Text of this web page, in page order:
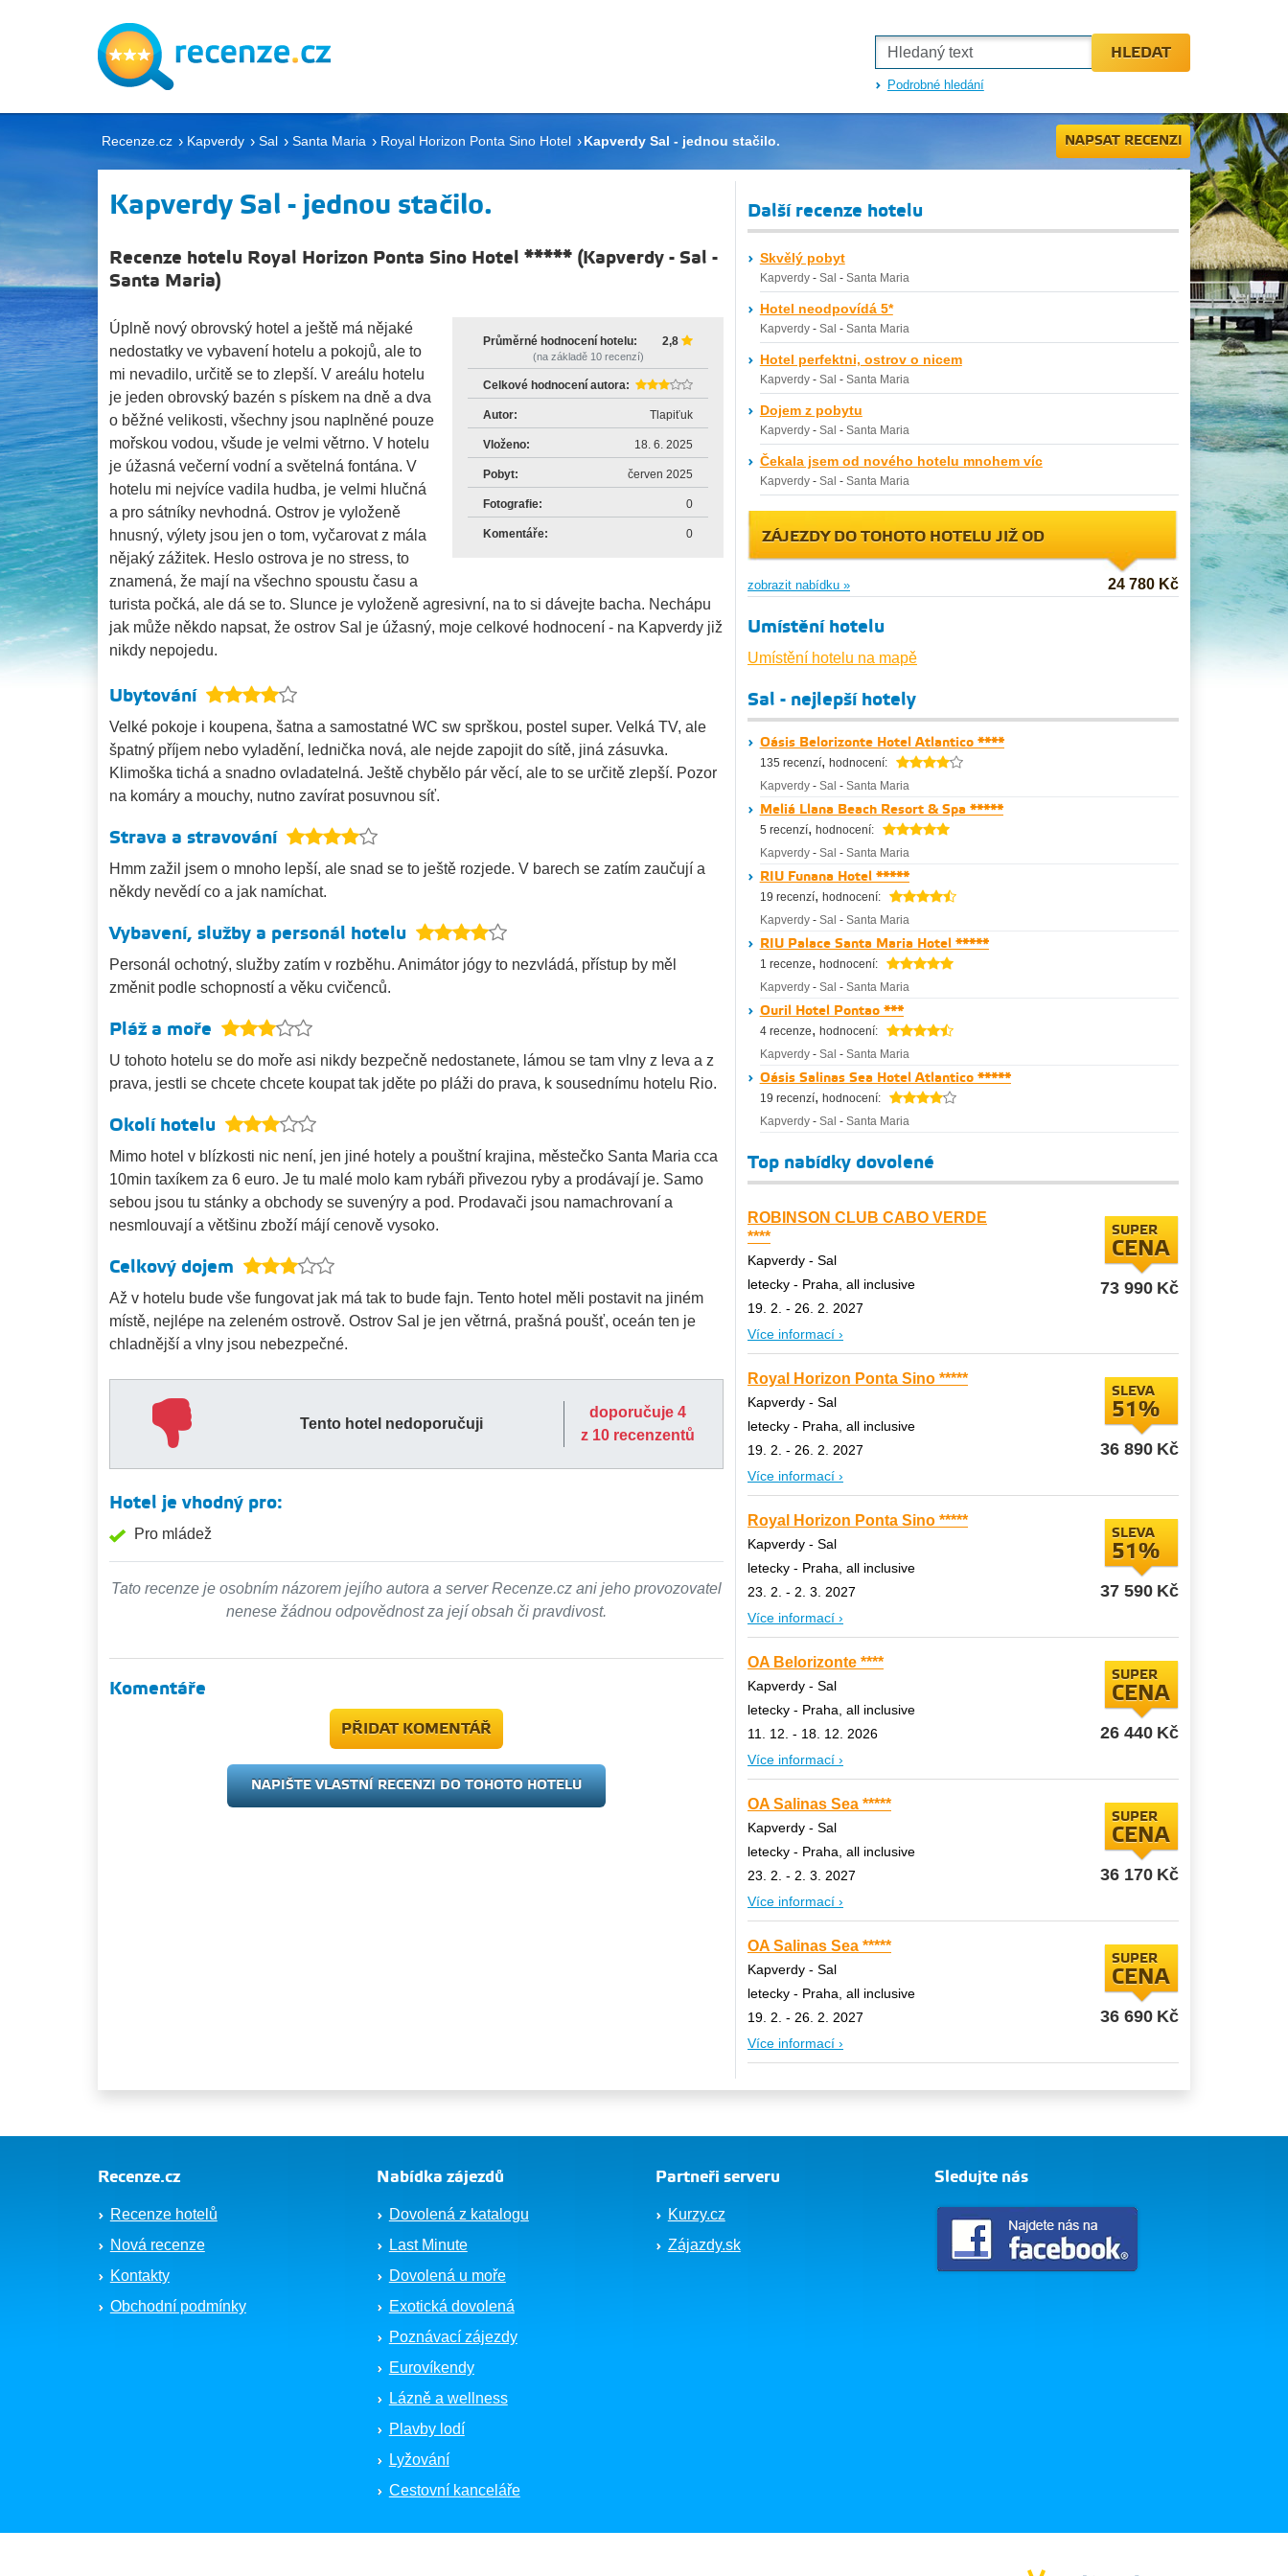
HLEDAT
Podrobné hledání
Recenze.cz Kapverdy Sal Santa Maria Royal Horizon Ponta Sino Hotel Kapverdy Sal - jednou stačilo. NAPSAT RECENZI
Kapverdy Sal - jednou stačilo.
Recenze hotelu Royal Horizon Ponta Sino Hotel ***** (Kapverdy - Sal -
Santa Maria)
Průměrné hodnocení hotelu: 2,8
(na základě 10recenzí)
Celkové hodnocení autora:
Autor: Tlapiťuk
Vloženo: 18. 6. 2025
Pobyt: červen 2025
Fotografie: 0
Komentáře: 0
Úplně nový obrovský hotel a ještě má nějaké
nedostatky ve vybavení hotelu a pokojů, ale to
mi nevadilo, určitě se to zlepší. V areálu hotelu
je jeden obrovský bazén s pískem na dně a dva
o běžné velikosti, všechny jsou naplněné pouze
mořskou vodou, všude je velmi větrno. V hotelu
je úžasná večerní vodní a světelná fontána. V
hotelu mi nejvíce vadila hudba, je velmi hlučná
a pro sátníky nevhodná. Ostrov je vyloženě
hnusný, výlety jsou jen o tom, vyčarovat z mála
nějaký zážitek. Heslo ostrova je no stress, to
znamená, že mají na všechno spoustu času a
turista počká, ale dá se to. Slunce je vyloženě agresivní, na to si dávejte bacha. Nechápu
jak může někdo napsat, že ostrov Sal je úžasný, moje celkové hodnocení - na Kapverdy již
nikdy nepojedu.
Ubytování
Velké pokoje i koupena, šatna a samostatné WC sw sprškou, postel super. Velká TV, ale
špatný příjem nebo vyladění, lednička nová, ale nejde zapojit do sítě, jiná zásuvka.
Klimoška tichá a snadno ovladatelná. Ještě chybělo pár věcí, ale to se určitě zlepší. Pozor
na komáry a mouchy, nutno zavírat posuvnou síť.
Strava a stravování
Hmm zažil jsem o mnoho lepší, ale snad se to ještě rozjede. V barech se zatím zaučují a
někdy nevědí co a jak namíchat.
Vybavení, služby a personál hotelu
Personál ochotný, služby zatím v rozběhu. Animátor jógy to nezvládá, přístup by měl
změnit podle schopností a věku cvičenců.
Pláž a moře
U tohoto hotelu se do moře asi nikdy bezpečně nedostanete, lámou se tam vlny z leva a z
prava, jestli se chcete chcete koupat tak jděte po pláži do prava, k sousednímu hotelu Rio.
Okolí hotelu
Mimo hotel v blízkosti nic není, jen jiné hotely a pouštní krajina, městečko Santa Maria cca
10min taxíkem za 6 euro. Je tu malé molo kam rybáři přivezou ryby a prodávají je. Samo
sebou jsou tu stánky a obchody se suvenýry a pod. Prodavači jsou namachrovaní a
nesmlouvají a většinu zboží májí cenově vysoko.
Celkový dojem
Až v hotelu bude vše fungovat jak má tak to bude fajn. Tento hotel měli postavit na jiném
místě, nejlépe na zeleném ostrově. Ostrov Sal je jen větrná, prašná poušť, oceán ten je
chladnější a vlny jsou nebezpečné.
Tento hotel nedoporučuji
doporučuje 4
z 10 recenzentů
Hotel je vhodný pro:
Pro mládež
Tato recenze je osobním názorem jejího autora a server Recenze.cz ani jeho provozovatel
nenese žádnou odpovědnost za její obsah či pravdivost.
Komentáře
PŘIDAT KOMENTÁŘ
NAPIŠTE VLASTNÍ RECENZI DO TOHOTO HOTELU
Další recenze hotelu
Skvělý pobyt
Kapverdy- Sal - Santa Maria
Hotel neodpovídá 5*
Kapverdy- Sal - Santa Maria
Hotel perfektni, ostrov o nicem
Kapverdy- Sal - Santa Maria
Dojem z pobytu
Kapverdy- Sal - Santa Maria
Čekala jsem od nového hotelu mnohem víc
Kapverdy- Sal - Santa Maria
ZÁJEZDY DO TOHOTO HOTELU JIŽ OD
zobrazit nabídku » 24 780 Kč
Umístění hotelu
Umístění hotelu na mapě
Sal - nejlepší hotely
Oásis Belorizonte Hotel Atlantico ****
135 recenzí, hodnocení:
Kapverdy - Sal - Santa Maria
Meliá Llana Beach Resort & Spa *****
5 recenzí, hodnocení:
Kapverdy - Sal - Santa Maria
RIU Funana Hotel *****
19 recenzí, hodnocení:
Kapverdy - Sal - Santa Maria
RIU Palace Santa Maria Hotel *****
1 recenze, hodnocení:
Kapverdy - Sal - Santa Maria
Ouril Hotel Pontao ***
4 recenze, hodnocení:
Kapverdy - Sal - Santa Maria
Oásis Salinas Sea Hotel Atlantico *****
19 recenzí, hodnocení:
Kapverdy - Sal - Santa Maria
Top nabídky dovolené
ROBINSON CLUB CABO VERDE
****
Kapverdy - Sal
letecky - Praha, all inclusive
19. 2. - 26. 2. 2027
Více informací ›
SUPER
CENA
73 990 Kč
Royal Horizon Ponta Sino *****
Kapverdy - Sal
letecky - Praha, all inclusive
19. 2. - 26. 2. 2027
Více informací ›
SLEVA
51%
36 890 Kč
Royal Horizon Ponta Sino *****
Kapverdy - Sal
letecky - Praha, all inclusive
23. 2. - 2. 3. 2027
Více informací ›
SLEVA
51%
37 590 Kč
OA Belorizonte ****
Kapverdy - Sal
letecky - Praha, all inclusive
11. 12. - 18. 12. 2026
Více informací ›
SUPER
CENA
26 440 Kč
OA Salinas Sea *****
Kapverdy - Sal
letecky - Praha, all inclusive
23. 2. - 2. 3. 2027
Více informací ›
SUPER
CENA
36 170 Kč
OA Salinas Sea *****
Kapverdy - Sal
letecky - Praha, all inclusive
19. 2. - 26. 2. 2027
Více informací ›
SUPER
CENA
36 690 Kč
Recenze.cz
Recenze hotelů
Nová recenze
Kontakty
Obchodní podmínky
Nabídka zájezdů
Dovolená z katalogu
Last Minute
Dovolená u moře
Exotická dovolená
Poznávací zájezdy
Eurovíkendy
Lázně a wellness
Plavby lodí
Lyžování
Cestovní kanceláře
Partneři serveru
Kurzy.cz
Zájazdy.sk
Sledujte nás